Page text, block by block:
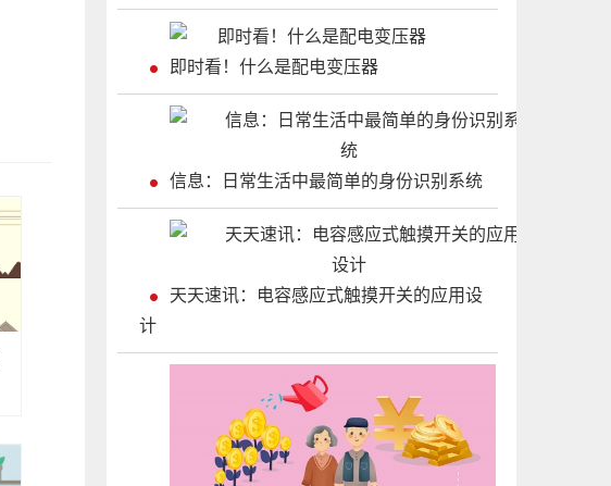
即时看！什么是配电变压器
信息：日常生活中最简单的身份识别系统
天天速讯：电容感应式触摸开关的应用设
计